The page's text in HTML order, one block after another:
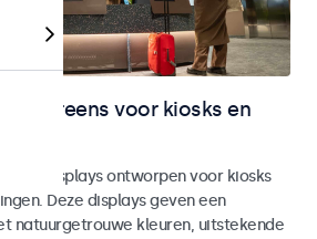
voor kiosks en
displays ontworpen voor kiosks
Deze displays geven een
natuurgetrouwe kleuren, uitstekende